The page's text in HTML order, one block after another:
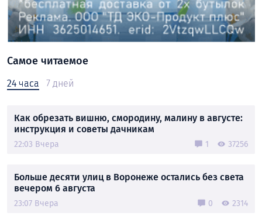
Самое читаемое
24 часа 7 дней
Как обрезать вишню, смородину, малину в августе:
инструкция и советы дачникам
22:03 Вчера 1 37256
Больше десяти улиц в Воронеже остались без света
вечером 6 августа
23:07 Вчера 0 2314